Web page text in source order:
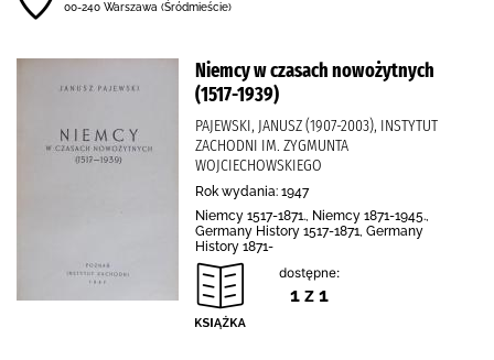
00-240 Warszawa (Śródmieście)
Niemcy w czasach nowożytnych
(1517-1939)
PAJEWSKI, JANUSZ (1907-2003), INSTYTUT
ZACHODNI IM. ZYGMUNTA
WOJCIECHOWSKIEGO
Rok wydania: 1947
Niemcy 1517-1871., Niemcy 1871-1945.,
Germany History 1517-1871, Germany
History 1871-
dostępne:
1 z 1